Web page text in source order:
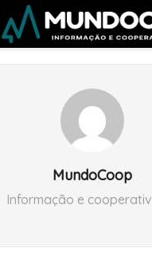
MundoCoop
Informação e